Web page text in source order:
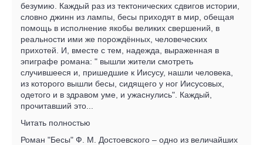
безумию. Каждый раз из тектонических сдвигов истории,
словно джинн из лампы, бесы приходят в мир, обещая
помощь в исполнение якобы великих свершений, в
реальности ими же порождённых, человеческих
прихотей. И, вместе с тем, надежда, выраженная в
эпиграфе романа: " вышли жители смотреть
случившееся и, пришедшие к Иисусу, нашли человека,
из которого вышли бесы, сидящего у ног Иисусовых,
одетого и в здравом уме, и ужаснулись". Каждый,
прочитавший это...
Читать полностью
Роман "Бесы" Ф. М. Достоевского – одно из величайших